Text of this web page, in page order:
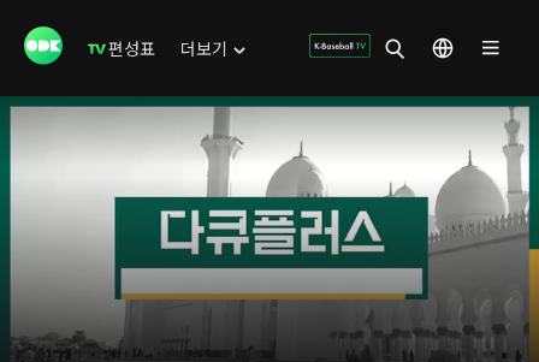
편성표 더보기